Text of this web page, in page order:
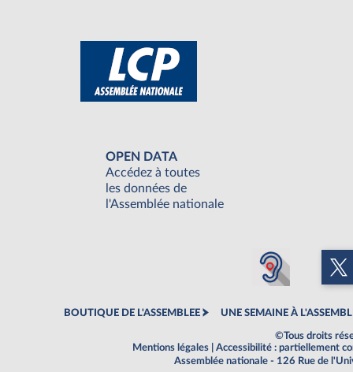
OPEN DATA
Accédez à toutes
les données de
l'Assemblée nationale
BOUTIQUE DE L'ASSEMBLEE UNE SEMAINE À
©Tous droits
Mentions légales
Accessibilité : partiellement
Assemblée nationale - 126 Rue de